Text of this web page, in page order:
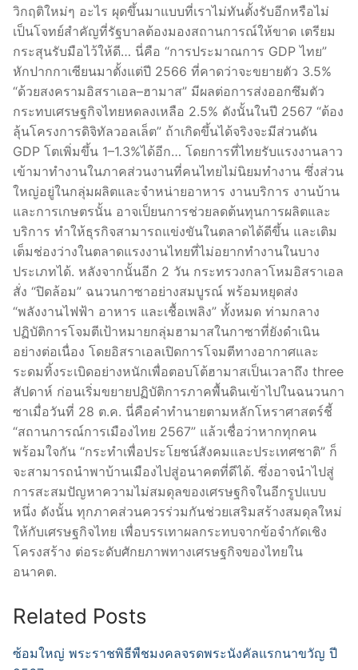
วิกฤติใหม่ๆ อะไร ผุดขึ้นมาแบบที่เราไม่ทันตั้งรับอีกหรือไม่
เป็นโจทย์สำคัญที่รัฐบาลต้องมองสถานการณ์ให้ขาด เตรียม
กระสุนรับมือไว้ให้ดี… นี่คือ “การประมาณการ GDP ไทย”
หักปากกาเซียนมาตั้งแต่ปี 2566 ที่คาดว่าจะขยายตัว 3.5%
“ด้วยสงครามอิสราเอล–ฮามาส” มีผลต่อการส่งออกซึมตัว
กระทบเศรษฐกิจไทยหดลงเหลือ 2.5% ดังนั้นในปี 2567 “ต้อง
ลุ้นโครงการดิจิทัลวอลเล็ต” ถ้าเกิดขึ้นได้จริงจะมีส่วนดัน
GDP โตเพิ่มขึ้น 1–1.3%ได้อีก… โดยการที่ไทยรับแรงงานลาว
เข้ามาทำงานในภาคส่วนงานที่คนไทยไม่นิยมทำงาน ซึ่งส่วน
ใหญ่อยู่ในกลุ่มผลิตและจำหน่ายอาหาร งานบริการ งานบ้าน
และการเกษตรนั้น อาจเป็ยนการช่วยลดต้นทุนการผลิตและ
บริการ ทำให้ธุรกิจสามารถแข่งขันในตลาดได้ดีขึ้น และเติม
เต็มช่องว่างในตลาดแรงงานไทยที่ไม่อยากทำงานในบาง
ประเภทได้. หลังจากนั้นอีก 2 วัน กระทรวงกลาโหมอิสราเอล
สั่ง “ปิดล้อม” ฉนวนกาซาอย่างสมบูรณ์ พร้อมหยุดส่ง
“พลังงานไฟฟ้า อาหาร และเชื้อเพลิง” ทั้งหมด ท่ามกลาง
ปฏิบัติการโจมตีเป้าหมายกลุ่มฮามาสในกาซาที่ยังดำเนิน
อย่างต่อเนื่อง โดยอิสราเอลเปิดการโจมตีทางอากาศและ
ระดมทิ้งระเบิดอย่างหนักเพื่อตอบโต้ฮามาสเป็นเวลาถึง three
สัปดาห์ ก่อนเริ่มขยายปฏิบัติการภาคพื้นดินเข้าไปในฉนวนกา
ซาเมื่อวันที่ 28 ต.ค. นี่คือคำทำนายตามหลักโหราศาสตร์ชี้
“สถานการณ์การเมืองไทย 2567” แล้วเชื่อว่าหากทุกคน
พร้อมใจกัน “กระทำเพื่อประโยชน์สังคมและประเทศชาติ” ก็
จะสามารถนำพาบ้านเมืองไปสู่อนาคตที่ดีได้. ซึ่งอาจนำไปสู่
การสะสมปัญหาความไม่สมดุลของเศรษฐกิจในอีกรูปแบบ
หนึ่ง ดังนั้น ทุกภาคส่วนควรร่วมกันช่วยเสริมสร้างสมดุลใหม่
ให้กับเศรษฐกิจไทย เพื่อบรรเทาผลกระทบจากข้อจำกัดเชิง
โครงสร้าง ต่อระดับศักยภาพทางเศรษฐกิจของไทยใน
อนาคต.
Related Posts
ซ้อมใหญ่ พระราชพิธีพืชมงคลจรดพระนังคัลแรกนาขวัญ ปี